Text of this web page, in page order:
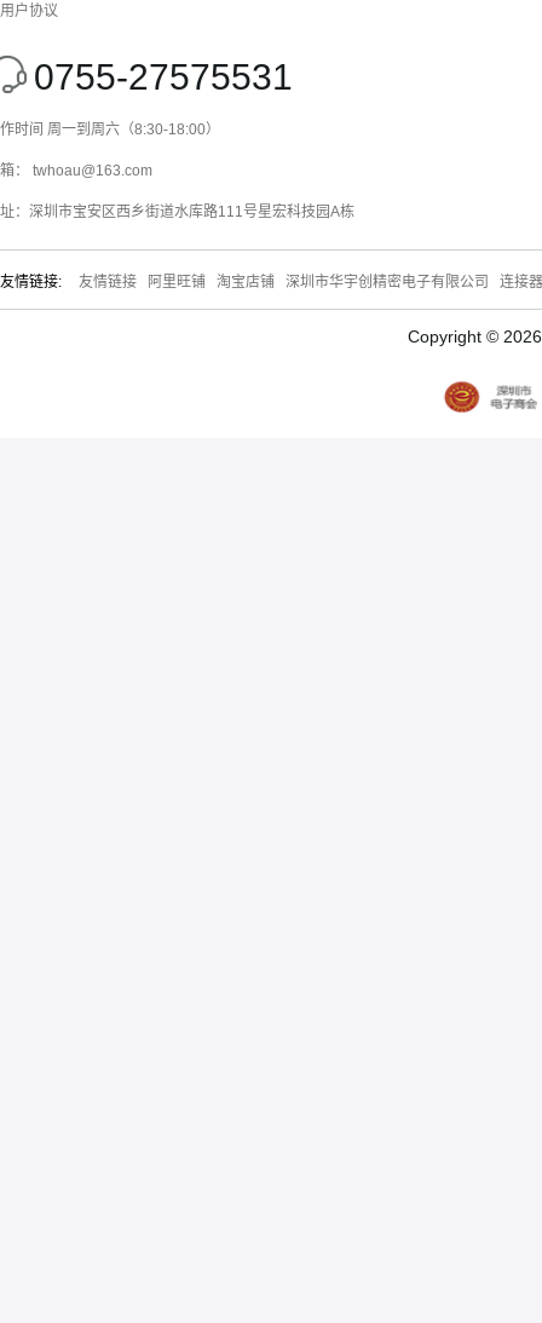
用户协议
0755-27575531
时间 周一到周六（8:30-18:00）
： twhoau@163.com
：深圳市宝安区西乡街道水库路111号星宏科技园A栋
友情链接: 友情链接 阿里旺铺 淘宝店铺 深圳市华宇创精密电子有限公司 连接
Copyright ©